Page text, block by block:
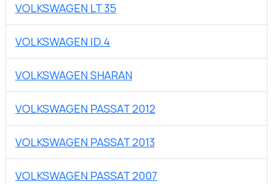
VOLKSWAGEN LT 35
VOLKSWAGEN ID.4
VOLKSWAGEN SHARAN
VOLKSWAGEN PASSAT 2012
VOLKSWAGEN PASSAT 2013
VOLKSWAGEN PASSAT 2007